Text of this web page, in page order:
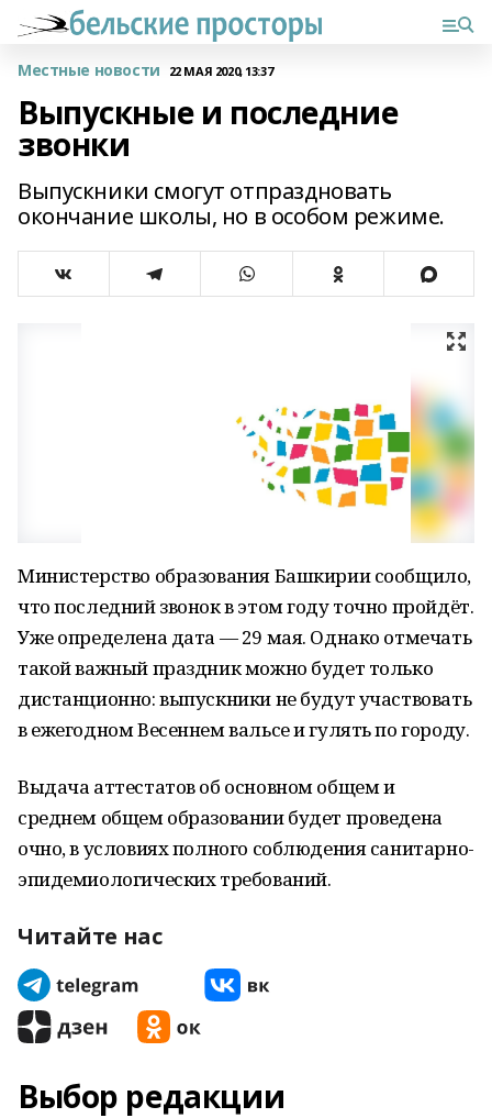
Местные новости 22 МАЯ 2020, 13:37
Выпускные и последние
звонки
Выпускники смогут отпраздновать
окончание школы, но в особом режиме.
Министерство образования Башкирии сообщило,
что последний звонок в этом году точно пройдёт.
Уже определена дата — 29 мая. Однако отмечать
такой важный праздник можно будет только
дистанционно: выпускники не будут участвовать
в ежегодном Весеннем вальсе и гулять по городу.
Выдача аттестатов об основном общем и
среднем общем образовании будет проведена
очно, в условиях полного соблюдения санитарно-
эпидемиологических требований.
Читайте нас
Выбор редакции